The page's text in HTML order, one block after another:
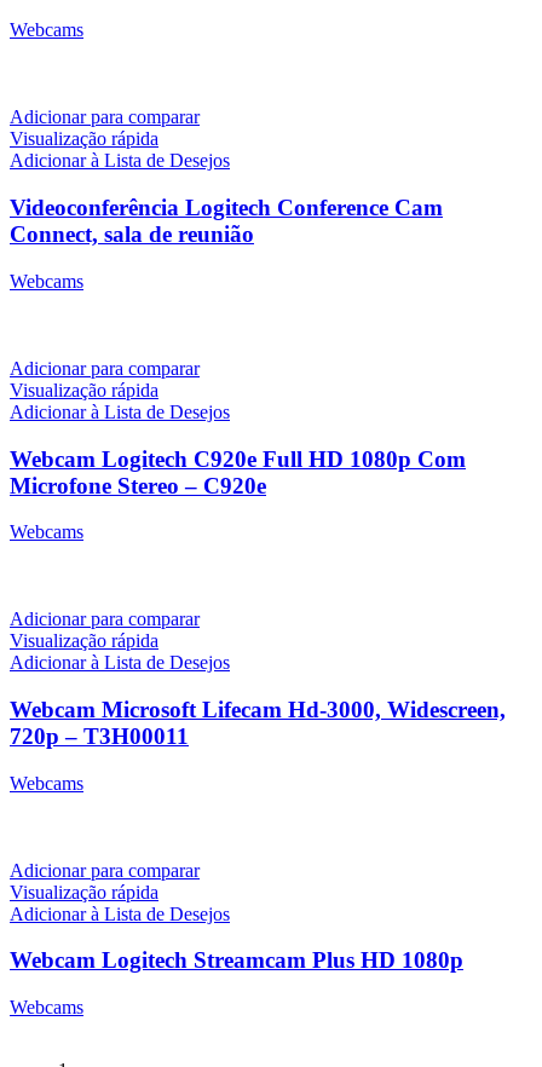
Webcams
Adicionar para comparar
Visualização rápida
Adicionar à Lista de Desejos
Videoconferência Logitech Conference Cam
Connect, sala de reunião
Webcams
Adicionar para comparar
Visualização rápida
Adicionar à Lista de Desejos
Webcam Logitech C920e Full HD 1080p Com
Microfone Stereo – C920e
Webcams
Adicionar para comparar
Visualização rápida
Adicionar à Lista de Desejos
Webcam Microsoft Lifecam Hd-3000, Widescreen,
720p – T3H00011
Webcams
Adicionar para comparar
Visualização rápida
Adicionar à Lista de Desejos
Webcam Logitech Streamcam Plus HD 1080p
Webcams